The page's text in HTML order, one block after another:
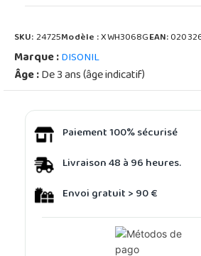
SKU:24725Modèle :XWH3068GEAN:
Marque :DISONIL
Âge :De 3 ans (âge indicatif)
Paiement 100% sécurisé
Livraison 48 à 96 heures.
Envoi gratuit > 90 €